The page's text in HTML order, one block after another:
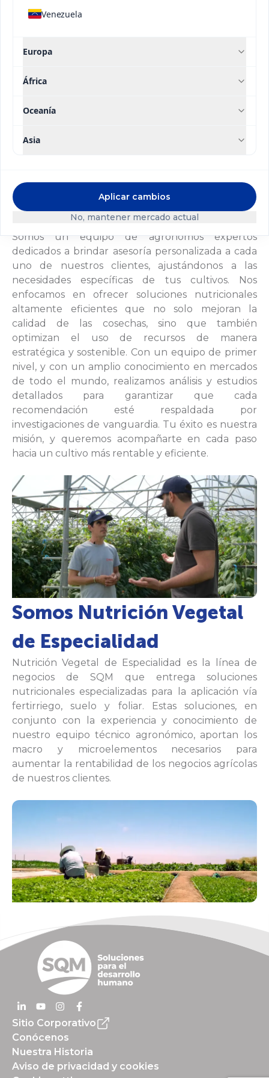
Venezuela
Europa
África
Oceanía
Asia
No, mantener mercado actual
Aplicar cambios
bajo altos parámetros de sustentabilidad. Así,
entorno en el que estamos insertos.
Somos un Equipo
Somos un equipo de agrónomos expertos
dedicados a brindar asesoría personalizada a cada
uno de nuestros clientes, ajustándonos a las
necesidades específicas de tus cultivos. Nos
enfocamos en ofrecer soluciones nutricionales
altamente eficientes que no solo mejoran la
calidad de las cosechas, sino que también
optimizan el uso de recursos de manera
estratégica y sostenible. Con un equipo de primer
nivel, y con un amplio conocimiento en mercados
de todo el mundo, realizamos análisis y estudios
detallados para garantizar que cada
recomendación esté respaldada por
investigaciones de vanguardia. Tu éxito es nuestra
misión, y queremos acompañarte en cada paso
hacia un cultivo más rentable y eficiente.
Somos Nutrición Vegetal
de Especialidad
Nutrición Vegetal de Especialidad es la línea de
negocios de SQM que entrega soluciones
nutricionales especializadas para la aplicación vía
fertirriego, suelo y foliar. Estas soluciones, en
conjunto con la experiencia y conocimiento de
nuestro equipo técnico agronómico, aportan los
macro y microelementos necesarios para
aumentar la rentabilidad de los negocios agrícolas
de nuestros clientes.
Sitio Corporativo
Conócenos
Nuestra Historia
Aviso de privacidad y cookies